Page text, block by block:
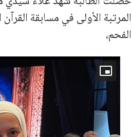
المرتبة الأولى في مسابقة
الفحم،